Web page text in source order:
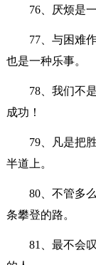
76、厌烦是
77、与困难
也是一种乐事。
78、我们不
成功！
79、凡是把
半道上。
80、不管多
条攀登的路。
81、最不会